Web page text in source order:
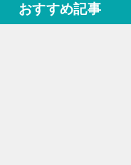
おすすめ記事